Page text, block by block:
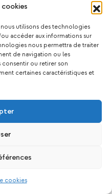
utilisons des technologies
accéder aux informations sur
nous permettra de traiter
de navigation ou les
consentir ou retirer son
certaines caractéristiques et
cookies